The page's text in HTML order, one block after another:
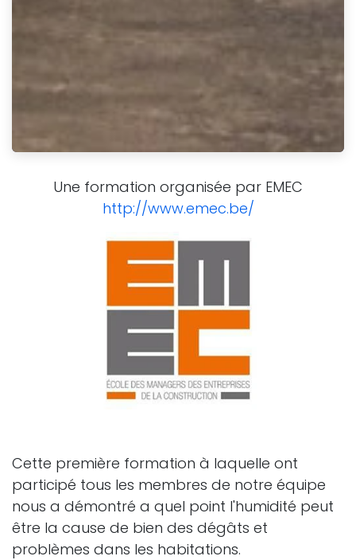
Une formation organisée par EMEC
http://www.emec.be/
Cette première formation à laquelle ont
participé tous les membres de notre équipe
nous a démontré a quel point l'humidité peut
être la cause de bien des dégâts et
problèmes dans les habitations.